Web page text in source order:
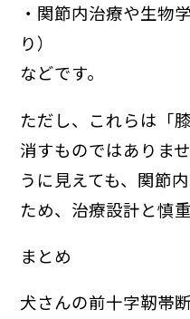
・関節内治療や生物
り）
などです。
ただし、これらは「
消すものではありま
うに見えても、関節
ため、治療設計と慎
まとめ
犬さんの前十字靭帯